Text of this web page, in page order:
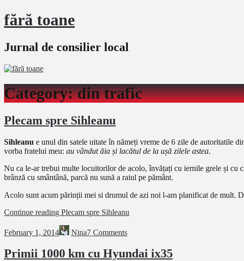
fără toane
Jurnal de consilier local
Category:din trafic
Plecam spre Sihleanu
Sihleanu e unul din satele uitate în nămeți vreme de 6 zile de autoritatile
vorba fratelui meu: au vândut ăia și lacătul de la ușă zilele astea.
Nu ca le-ar trebui multe locuitorilor de acolo, învățați cu iernile grele și cu
brânză cu smântână, parcă nu sună a raiul pe pământ.
Acolo sunt acum părinții mei si drumul de azi noi l-am planificat de mult.
Continue reading Plecam spre Sihleanu
February 1, 2014 Nina7 Comments
Primii 1000 km cu Hyundai ix35